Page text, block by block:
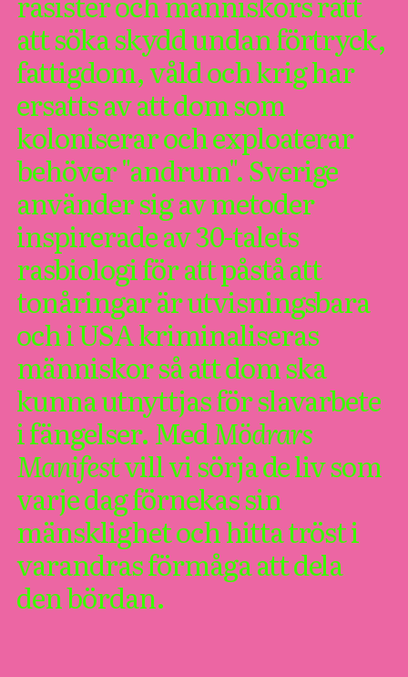
att söka skydd undan förtryck,
fattigdom, våld och krig har
ersatts av att dom som
koloniserar och exploaterar
behöver "andrum". Sverige
använder sig av metoder
inspirerade av 30-talets
rasbiologi för att påstå att
tonåringar är utvisningsbara
och i USA kriminaliseras
människor så att dom ska
kunna utnyttjas för slavarbete
i fängelser. MedMödrars
Manifestvill vi sörja de liv som
varje dag förnekas sin
mänsklighet och hitta tröst i
varandras förmåga att dela
den bördan.